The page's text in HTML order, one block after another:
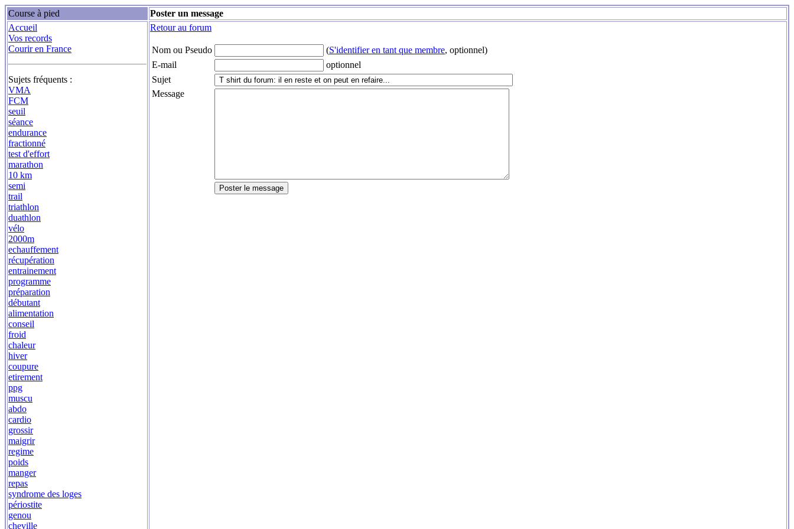
Course à pied
Poster un message
Accueil
Vos records
Courir en France
Sujets fréquents :
VMA
FCM
seuil
séance
endurance
fractionné
test d'effort
marathon
10 km
semi
trail
triathlon
duathlon
vélo
2000m
echauffement
récupération
entrainement
programme
préparation
débutant
alimentation
conseil
froid
chaleur
hiver
coupure
etirement
ppg
muscu
abdo
cardio
grossir
maigrir
regime
poids
manger
repas
syndrome des loges
périostite
genou
cheville
Retour au forum
Nom ou Pseudo (S'identifier en tant que membre, optionnel)
E-mail
optionnel
Sujet
Message